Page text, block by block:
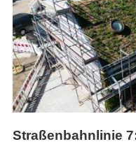
Straßenbahnlinie